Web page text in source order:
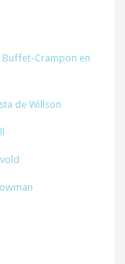
Crampon en
de Willson